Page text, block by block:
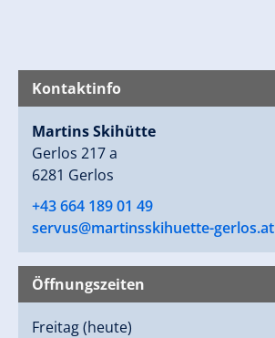
Kontaktinfo
Martins Skihütte
Gerlos 217 a
6281 Gerlos
+43 664 189 01 49
servus@martinsskihuette-gerlos.at
Öffnungszeiten
Freitag(heute)